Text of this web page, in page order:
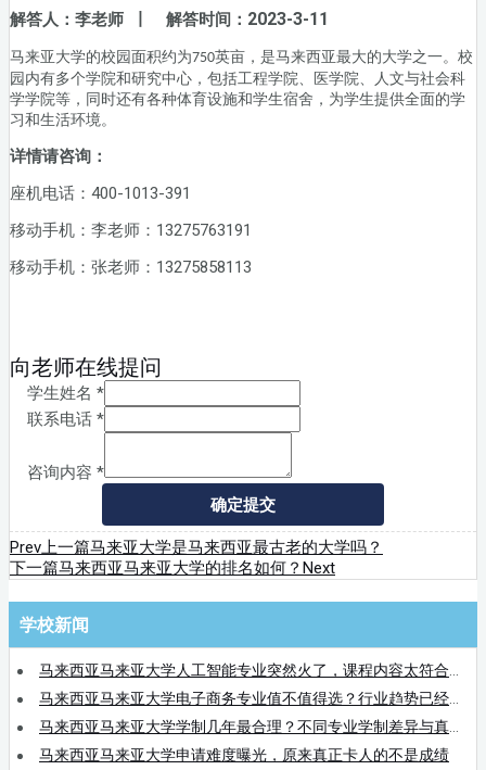
解答人：李老师 丨 解答时间： 2023-3-11
马来亚大学的校园面积约为750英亩，是马来西亚最大的大学之一。校
园内有多个学院和研究中心，包括工程学院、医学院、人文与社会科
学学院等，同时还有各种体育设施和学生宿舍，为学生提供全面的学
习和生活环境。
详情请咨询：
座机电话：400-1013-391
移动手机：李老师：13275763191
移动手机：张老师：13275858113
向老师在线提问
学生姓名 *
联系电话 *
咨询内容 *
确定提交
Prev上一篇马来亚大学是马来西亚最古老的大学吗？
下一篇马来西亚马来亚大学的排名如何？ Next
学校新闻
马来西亚马来亚大学申请难度曝光，原来真正卡人的不是成绩